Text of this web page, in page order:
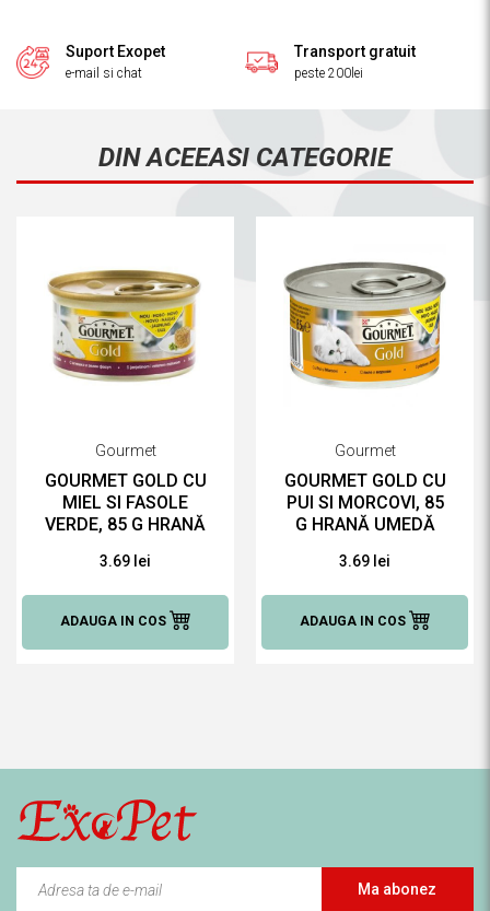
Suport Exopet
e-mail si chat
Transport gratuit
peste 200lei
DIN ACEEASI CATEGORIE
Gourmet
GOURMET GOLD CU
MIEL SI FASOLE
VERDE, 85 G HRANĂ
PISICI
3.69 lei
ADAUGA IN COS
Gourmet
GOURMET GOLD CU
PUI SI MORCOVI, 85
G HRANĂ UMEDĂ
3.69 lei
ADAUGA IN COS
Ma abonez